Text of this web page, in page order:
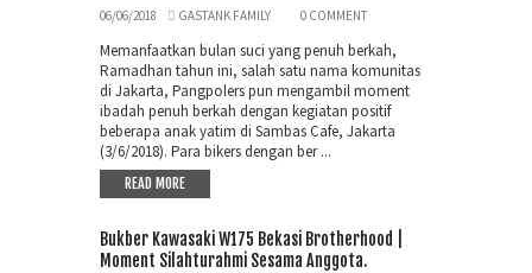
06/06/2018 GASTANK FAMILY 0 COMMENT
Memanfaatkan bulan suci yang penuh berkah,
Ramadhan tahun ini, salah satu nama komunitas
di Jakarta, Pangpolers pun mengambil moment
ibadah penuh berkah dengan kegiatan positif
beberapa anak yatim di Sambas Cafe, Jakarta
(3/6/2018). Para bikers dengan ber ...
READ MORE
Bukber Kawasaki W175 Bekasi Brotherhood |
Moment Silahturahmi Sesama Anggota.